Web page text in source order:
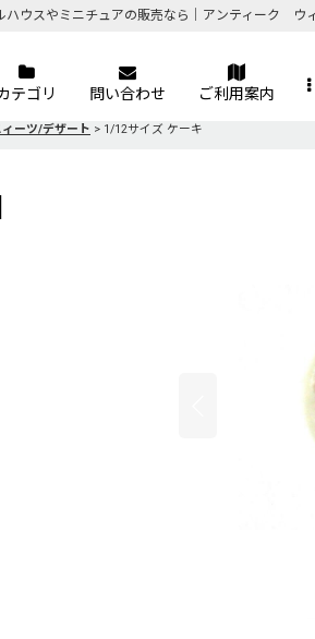
ハウスやミニチュアの販売なら｜アンティーク ウ
テゴリ 問い合わせ ご利用案内
ィーツ/デザート > 1/12サイズ ケーキ